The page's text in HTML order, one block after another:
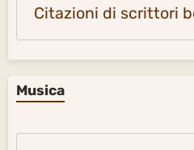
Citazioni di scrittori
Musica